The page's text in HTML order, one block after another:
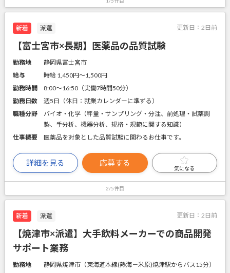
新着 派遣 更新日： 2日前
【富士宮市×長期】医薬品の品質試験
勤務地
静岡県富士宮市
給与
時給 1,450円〜1,500円
勤務時間
8:00～16:50（実働7時間50分）
勤務日数
週5日（休日：就業カレンダーに準ずる）
職種分野
バイオ・化学（秤量・サンプリング・分注、前処理・試薬調
製、手分析、機器分析、規格・規範に関する知識）
仕事概要
医薬品を対象とした品質試験に関わるお仕事です。
詳細を見る 応募する
気になる
2/5件目
新着 派遣 更新日： 2日前
【焼津市×派遣】大手飲料メーカーでの商品開発
サポート業務
勤務地
静岡県焼津市（東海道本線(熱海－米原)焼津駅からバス15分）